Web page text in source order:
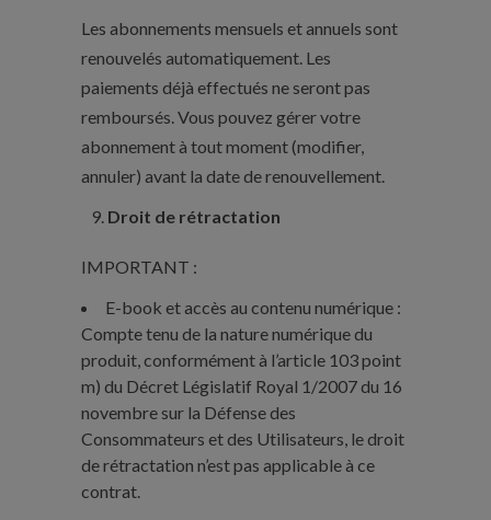
Les abonnements mensuels et annuels sont
renouvelés automatiquement. Les
paiements déjà effectués ne seront pas
remboursés. Vous pouvez gérer votre
abonnement à tout moment (modifier,
annuler) avant la date de renouvellement.
Droit de rétractation
IMPORTANT :
E-book et accès au contenu numérique :
Compte tenu de la nature numérique du
produit, conformément à l’article 103 point
m) du Décret Législatif Royal 1/2007 du 16
novembre sur la Défense des
Consommateurs et des Utilisateurs, le droit
de rétractation n’est pas applicable à ce
contrat.